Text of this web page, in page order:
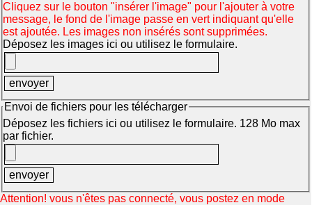
Cliquez sur le bouton "insérer l'image" pour l'ajouter à votre
message, le fond de l'image passe en vert indiquant qu'elle
est ajoutée. Les images non insérés sont supprimées.
Déposez les images ici ou utilisez le formulaire.
Envoi de fichiers pour les télécharger
Déposez les fichiers ici ou utilisez le formulaire. 128 Mo max
par fichier.
Attention! vous n'êtes pas connecté, vous postez en mode